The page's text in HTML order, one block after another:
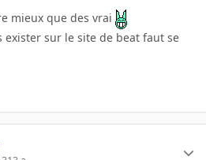
mieux que des vrai
exister sur le site de beat faut se